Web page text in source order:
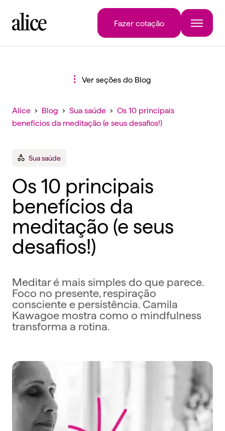
Fazer cotação
Ver seções do Blog
Alice › Blog › Sua saúde › Os 10 principais
benefícios da meditação (e seus desafios!)
Sua saúde
Os 10 principais
benefícios da
meditação (e seus
desafios!)
Meditar é mais simples do que parece.
Foco no presente, respiração
consciente e persistência. Camila
Kawagoe mostra como o mindfulness
transforma a rotina.